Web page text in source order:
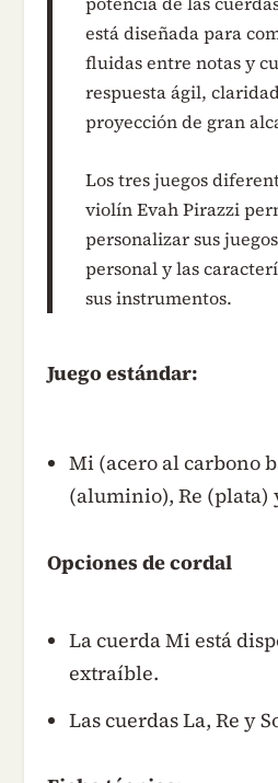
está diseñada para
fluidas entre notas y
respuesta ágil,
proyección de gran
Los tres juegos
violín Evah Pirazzi
personalizar sus
personal y las
sus instrumentos.
Juego estándar:
Mi (acero al carbono
(aluminio), Re (plata)
Opciones de cordal
La cuerda Mi está
extraíble.
Las cuerdas La, Re y